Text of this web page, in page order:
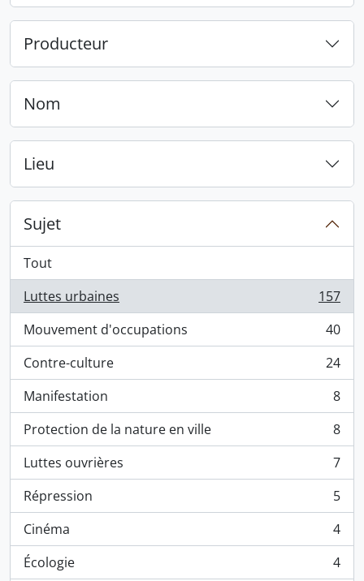
Producteur
Nom
Lieu
Sujet
Tout
Luttes urbaines
, 157 résultats
157
Mouvement d'occupations
, 40 résultats
40
Contre-culture
, 24 résultats
24
Manifestation
, 8 résultats
8
Protection de la nature en ville
, 8 résultats
8
Luttes ouvrières
, 7 résultats
7
Répression
, 5 résultats
5
Cinéma
, 4 résultats
4
Écologie
, 4 résultats
4